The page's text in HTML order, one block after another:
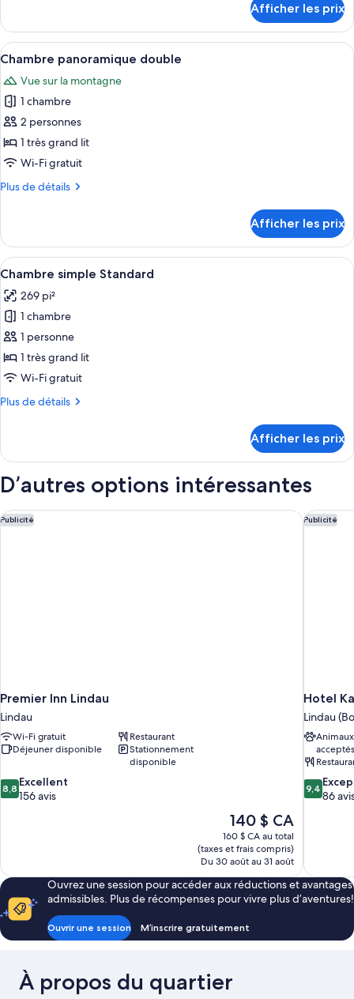
Suite
Confort
Suite
Confort
Afficher les prix
Afficher
toutes
les
photos
pour
ce
type
chambre :
double
Une table de petit-déjeuner installée
6
Chambre panoramique double
Vue sur la montagne
1 chambre
2 personnes
1 très grand lit
Wi-Fi gratuit
Plus de détails
Plus
Chambre
panoramique
double
Afficher les prix
Afficher
toutes
les
photos
pour
ce
type
chambre :
Standard
Un coin petit-déjeuner avec vue sur
5
Chambre simple Standard
269 pi²
1 chambre
1 personne
1 très grand lit
Wi-Fi gratuit
Plus de détails
Plus
Chambre
Standard
Afficher les prix
D’autres options intéressantes
Publicité
Premier Inn Lindau
Lindau
Wi-Fi gratuit
Restaurant
Déjeuner disponible
Stationnement
disponible
8.8
sur
8,8 Excellent
156 avis
Le
prix
est
de
140 $ CA
140 $ CA
160 $ CA au total
(taxes et frais compris)
Du 30 août au 31 août
Premier Inn Lindau Publicité
Hotel
Lindau
acceptés
9.4
sur
9,4
86
Hotel
Ouvrez une session pour accéder aux réductions et avantages
admissibles. Plus de récompenses pour vivre plus d’aventures!
Ouvrir une session M’inscrire gratuitement
À propos du quartier